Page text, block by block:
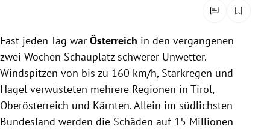
Untermenü
Fast jeden Tag war Österreich in den vergangenen
zwei Wochen Schauplatz schwerer Unwetter.
Windspitzen von bis zu 160 km/h, Starkregen und
Hagel verwüsteten mehrere Regionen in Tirol,
Oberösterreich und Kärnten. Allein im südlichsten
Bundesland werden die Schäden auf 15 Millionen